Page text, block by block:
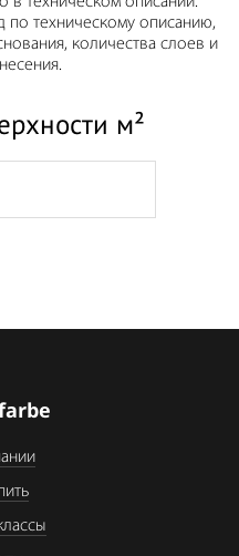
по техническому описанию,
количества слоев и
м²